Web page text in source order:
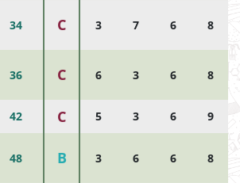
34 C 3 7 6 8
36 C 6 3 6 8
42 C 5 3 6 9
48 B 3 6 6 8